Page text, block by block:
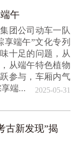
午
团公司动车一队
端午”文化专列
十足的问题，从
从端午特色植物
参与，车厢内气
端...
2025-05-31
古新发现”揭